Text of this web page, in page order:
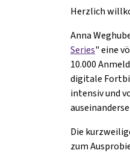
Herzlich
Anna
Series" eine
10.000
digitale
intensiv und
Die
zum